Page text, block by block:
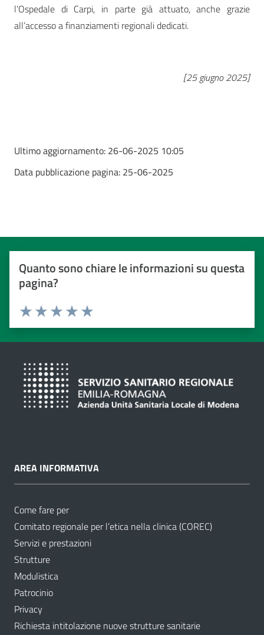
l’Ospedale di Carpi, in parte già attuato, anche grazie
all’accesso a finanziamenti regionali dedicati.
[25 giugno 2025]
Ultimo aggiornamento: 26-06-2025 10:05
Data pubblicazione pagina: 25-06-2025
Quanto sono chiare le informazioni su questa
pagina?
Valuta da 1 a 5 stelle
Valuta 5 stelle su 5
Valuta 4 stelle su 5
Valuta 3 stelle su 5
Valuta 2 stelle su 5
Valuta 1 stelle su 5
AREA INFORMATIVA
Come fare per
Comitato regionale per l’etica nella clinica (COREC)
Servizi e prestazioni
Strutture
Modulistica
Patrocinio
Privacy
Richiesta intitolazione nuove strutture sanitarie